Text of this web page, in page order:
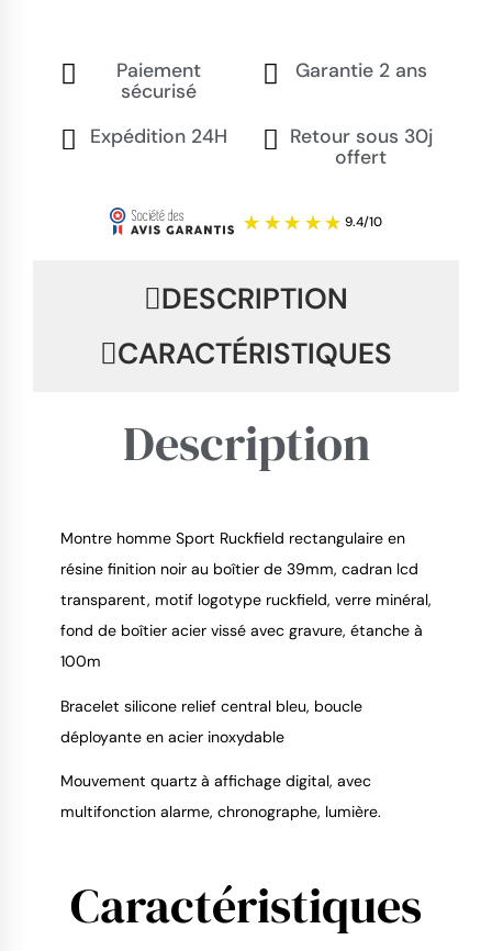
Paiement
sécurisé
Garantie 2 ans
Expédition 24H
Retour sous 30j
offert
/
DESCRIPTION
CARACTÉRISTIQUES
Description
Montre homme Sport Ruckfield rectangulaire en
résine finition noir au boîtier de 39mm, cadran lcd
transparent, motif logotype ruckfield, verre minéral,
fond de boîtier acier vissé avec gravure, étanche à
100m
Bracelet silicone relief central bleu, boucle
déployante en acier inoxydable
Mouvement quartz à affichage digital, avec
multifonction alarme, chronographe, lumière.
Caractéristiques